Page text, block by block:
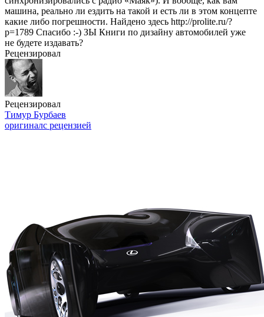
машина, реально ли ездить на такой и есть ли в этом концепте
какие либо погрешности. Найдено здесь http://prolite.ru/?
p=1789 Спасибо :-) ЗЫ Книги по дизайну автомобилей уже
не будете издавать?
Рецензировал
Рецензировал
Тимур Бурбаев
оригиналс рецензией